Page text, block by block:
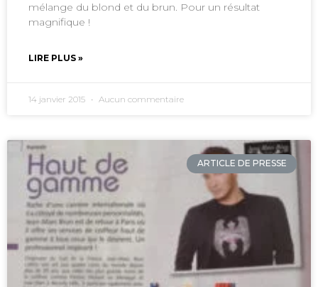
mélange du blond et du brun. Pour un résultat
magnifique !
LIRE PLUS »
14 janvier 2015 Aucun commentaire
ARTICLE DE PRESSE